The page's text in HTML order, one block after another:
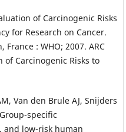
of Carcinogenic Risks
for Research on Cancer.
: WHO; 2007. ARC
of Carcinogenic Risks to
Van den Brule AJ, Snijders
specific
low-risk human